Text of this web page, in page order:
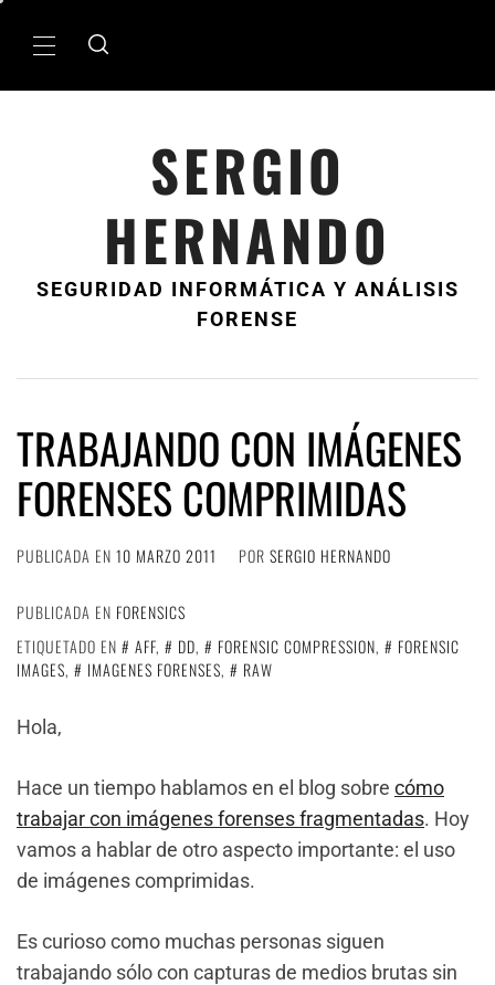
MenÃº
SERGIO
HERNANDO
SEGURIDAD INFORMÁTICA Y ANÁLISIS
FORENSE
TRABAJANDO CON IMÁGENES
FORENSES COMPRIMIDAS
PUBLICADA EN 10 MARZO 2011 POR SERGIO HERNANDO
PUBLICADA EN FORENSICS
ETIQUETADO EN
AFF, DD, FORENSIC COMPRESSION,
FORENSIC
IMAGES, IMAGENES FORENSES, RAW
Hola,
Hace un tiempo hablamos en el blog sobre cómo
trabajar con imágenes forenses fragmentadas. Hoy
vamos a hablar de otro aspecto importante: el uso
de imágenes comprimidas.
Es curioso como muchas personas siguen
trabajando sólo con capturas de medios brutas sin